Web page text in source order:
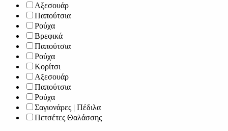
Αξεσουάρ
Παπούτσια
Ρούχα
Βρεφικά
Παπούτσια
Ρούχα
Κορίτσι
Αξεσουάρ
Παπούτσια
Ρούχα
Σαγιονάρες | Πέδιλα
Πετσέτες Θαλάσσης